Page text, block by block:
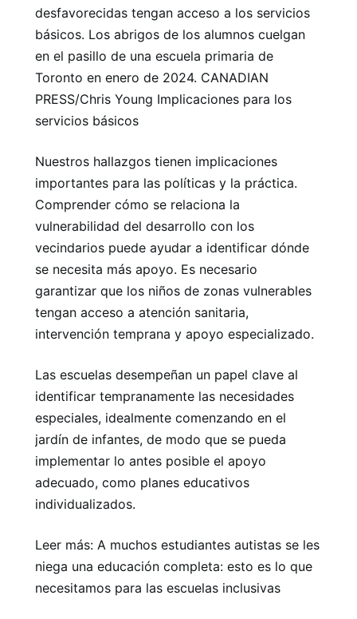
desfavorecidas tengan acceso a los servicios
básicos. Los abrigos de los alumnos cuelgan
en el pasillo de una escuela primaria de
Toronto en enero de 2024. CANADIAN
PRESS/Chris Young Implicaciones para los
servicios básicos
Nuestros hallazgos tienen implicaciones
importantes para las políticas y la práctica.
Comprender cómo se relaciona la
vulnerabilidad del desarrollo con los
vecindarios puede ayudar a identificar dónde
se necesita más apoyo. Es necesario
garantizar que los niños de zonas vulnerables
tengan acceso a atención sanitaria,
intervención temprana y apoyo especializado.
Las escuelas desempeñan un papel clave al
identificar tempranamente las necesidades
especiales, idealmente comenzando en el
jardín de infantes, de modo que se pueda
implementar lo antes posible el apoyo
adecuado, como planes educativos
individualizados.
Leer más: A muchos estudiantes autistas se les
niega una educación completa: esto es lo que
necesitamos para las escuelas inclusivas